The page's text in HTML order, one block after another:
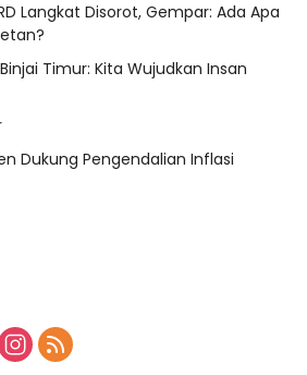
Langkat Disorot, Gempar: Ada Apa
Timur: Kita Wujudkan Insan
Dukung Pengendalian Inflasi